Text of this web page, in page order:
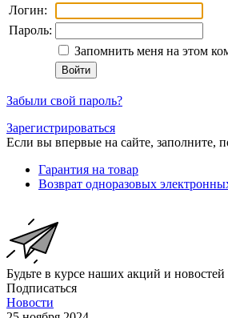
Логин:
Пароль:
Запомнить меня на этом
Забыли свой пароль?
Зарегистрироваться
Если вы впервые на сайте, заполните,
Гарантия на товар
Возврат одноразовых
Будьте в курсе наших акций и новостей
Подписаться
Новости